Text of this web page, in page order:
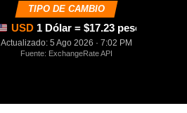
TIPO DE CAMBIO
USD 1 Dólar = $17.23 pesos
Actualizado: 5 Ago 2026 · 7:02 PM
Fuente: ExchangeRate API